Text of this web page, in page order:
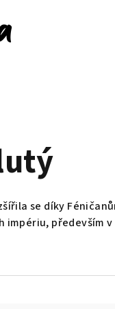
se díky
především